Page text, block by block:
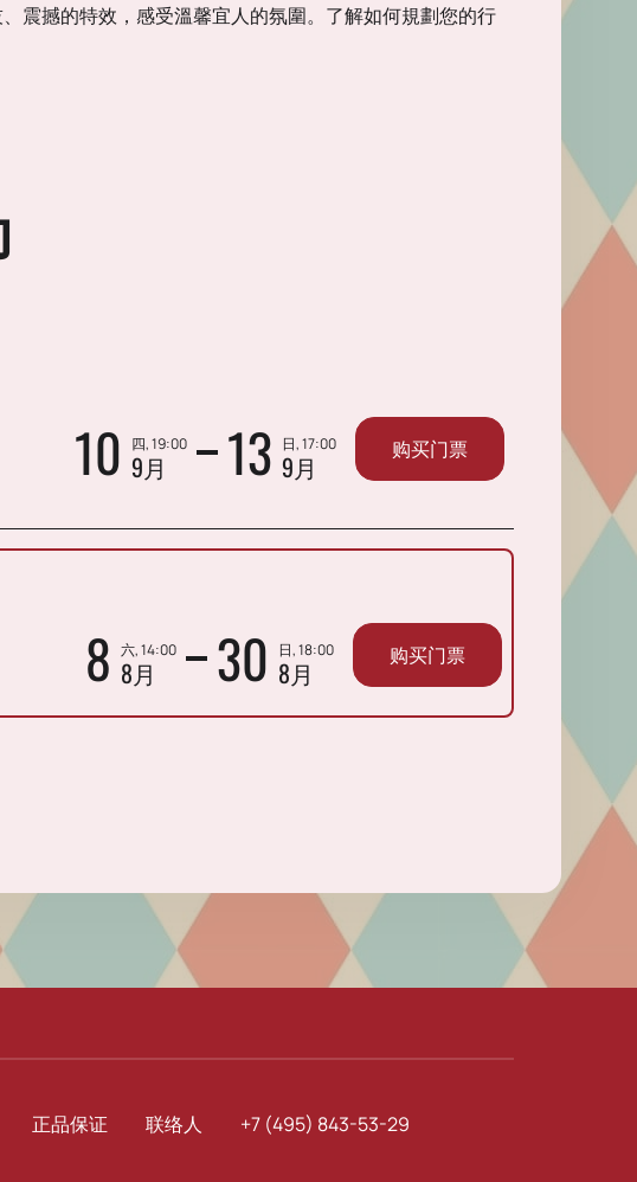
震撼的特效，感受溫馨宜人的氛圍。了解如何規劃您的行
10 四, 19:00
9月 13 日, 17:00
9月 购买门票
8 六, 14:00
8月 30 日, 18:00
8月 购买门票
正品保证 联络人 +7 (495) 843-53-29